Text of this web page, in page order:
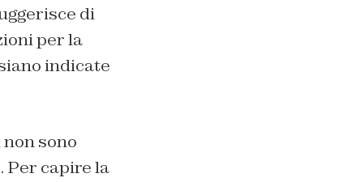
di
per la
indicate
sono
Per capire la